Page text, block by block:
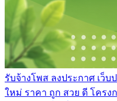
รับจ้างโพส ลงประกาศ เว็
ใหม่ ราคา ถูก สวย ดี โคร